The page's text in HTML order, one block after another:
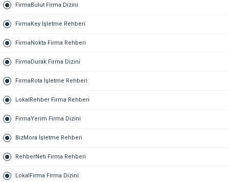
FirmaBulut Firma Dizini
FirmaKey İşletme Rehberi
FirmaNokta Firma Rehberi
FirmaDurak Firma Dizini
FirmaRota İşletme Rehberi
LokalRehber Firma Rehberi
FirmaYerim Firma Dizini
BizMora İşletme Rehberi
RehberNeti Firma Rehberi
LokalFirma Firma Dizini